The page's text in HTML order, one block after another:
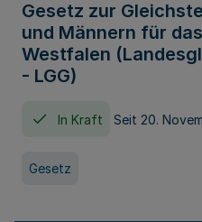
Gesetz zur
und Männern für
Westfalen
- LGG)
In Kraft Seit 20.
Gesetz